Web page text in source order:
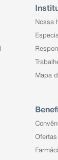
Nossa
Mapa